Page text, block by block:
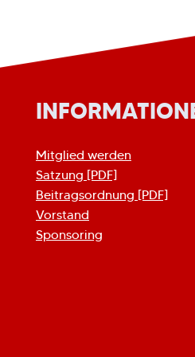
Mitglied werden
Satzung [PDF]
Beitragsordnung [PDF]
Vorstand
Sponsoring